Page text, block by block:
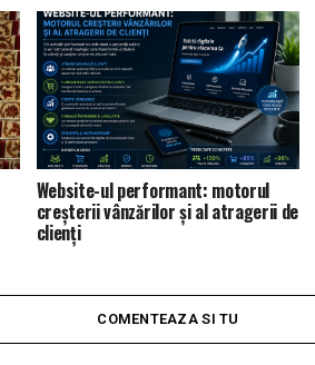
Website-ul performant: motorul
creșterii vânzărilor și al atragerii de
clienți
COMENTEAZA SI TU